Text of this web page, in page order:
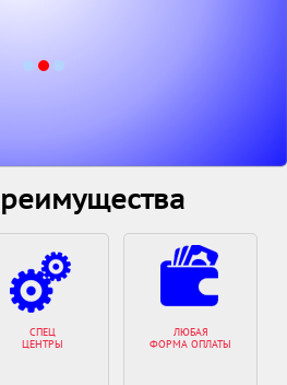
СПЕЦ
ЦЕНТРЫ
ЛЮБАЯ
ФОРМА ОПЛАТЫ